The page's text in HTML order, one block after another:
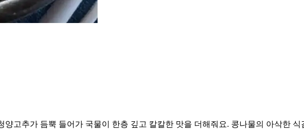
고추가 듬뿍 들어가 국물이 한층 깊고 칼칼한 맛을 더해줘요. 콩나물의 아삭한